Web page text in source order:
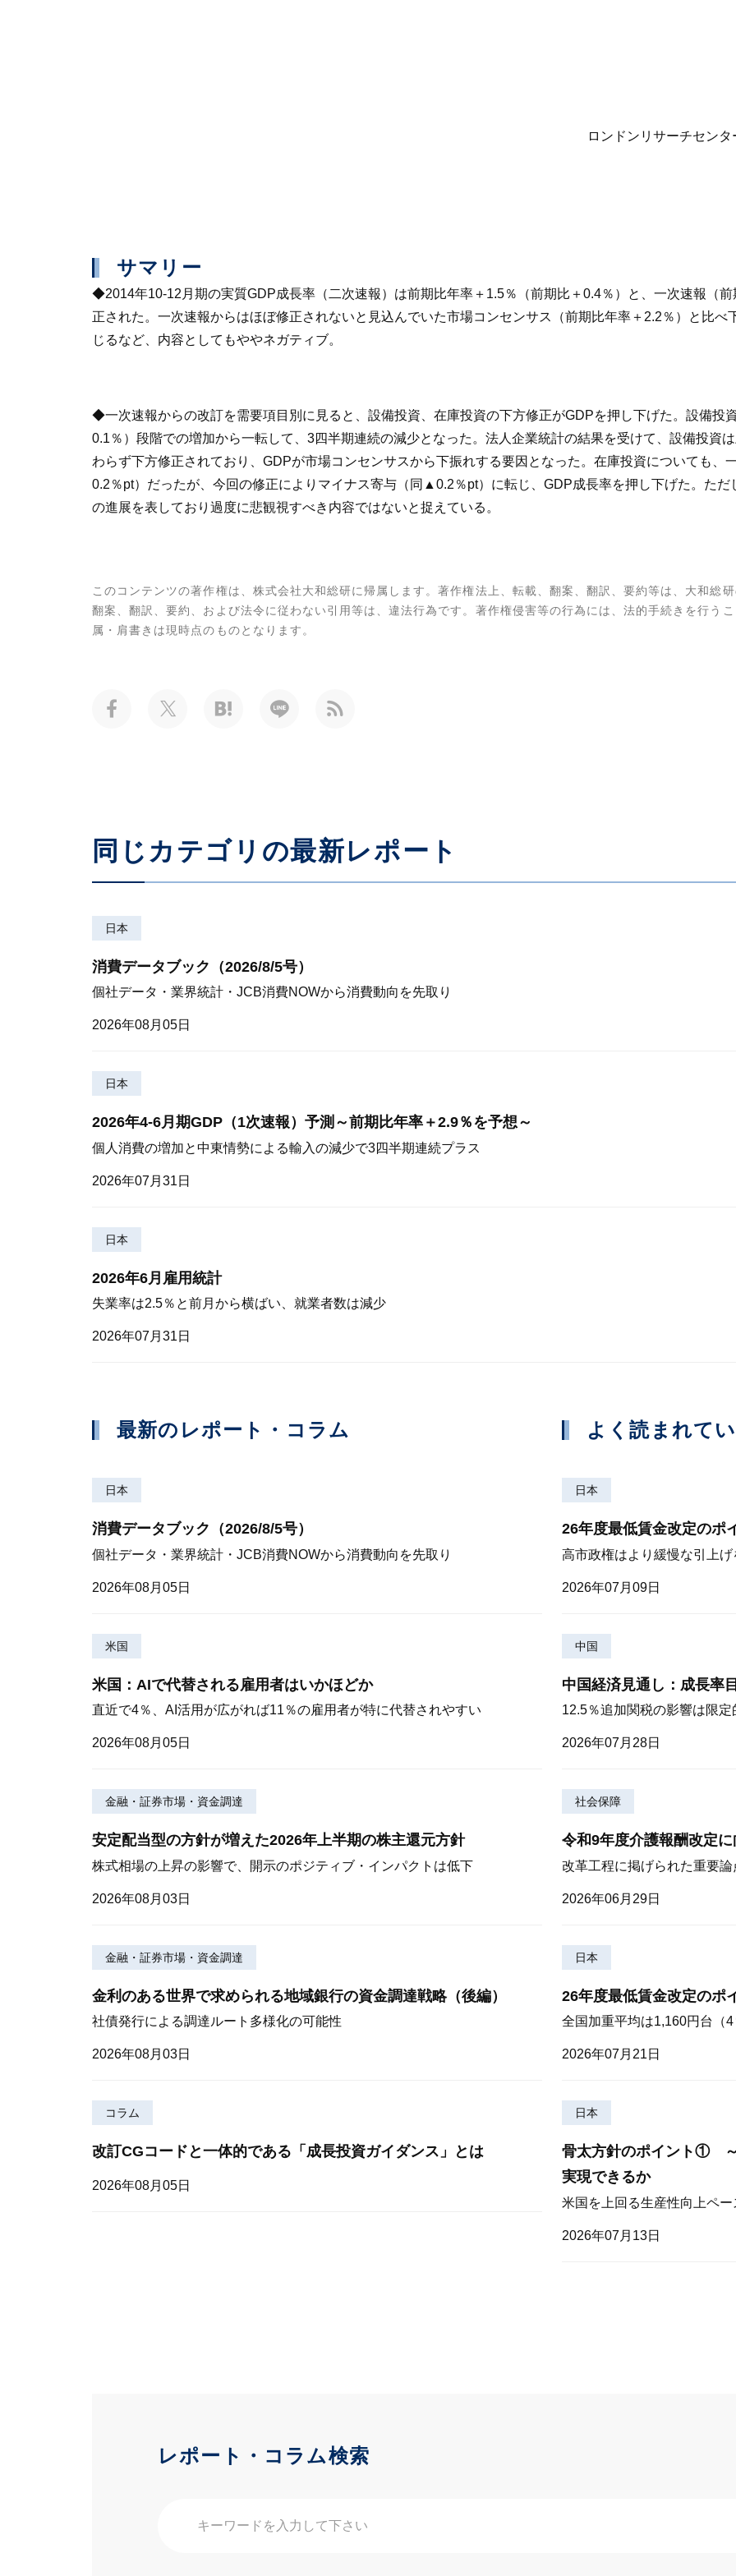
ロンドンリサーチセン
サマリー
◆2014年10-12月期の実質GDP成長率（二次速報）は前期比年率＋1.5％（前期比＋0.4％）と、一次速報（
正された。一次速報からはほぼ修正されないと見込んでいた市場コンセンサス（前期比年率＋2.2％）と比
じるなど、内容としてもややネガティブ。
◆一次速報からの改訂を需要項目別に見ると、設備投資、在庫投資の下方修正がGDPを押し下げた。設備投
0.1％）段階での増加から一転して、3四半期連続の減少となった。法人企業統計の結果を受けて、設備投資
わらず下方修正されており、GDPが市場コンセンサスから下振れする要因となった。在庫投資についても、
0.2％pt）だったが、今回の修正によりマイナス寄与（同▲0.2％pt）に転じ、GDP成長率を押し下げた。た
の進展を表しており過度に悲観視すべき内容ではないと捉えている。
このコンテンツの著作権は、株式会社大和総研に帰属します。著作権法上、転載、翻案、翻訳、要約等は、大和総
翻案、翻訳、要約、および法令に従わない引用等は、違法行為です。著作権侵害等の行為には、法的手続きを行う
属・肩書きは現時点のものとなります。
同じカテゴリの最新レポート
日本
消費データブック（2026/8/5号）
個社データ・業界統計・JCB消費NOWから消費動向を先取り
2026年08月05日
日本
2026年4-6月期GDP（1次速報）予測～前期比年率＋2.9％を予想～
個人消費の増加と中東情勢による輸入の減少で3四半期連続プラス
2026年07月31日
日本
2026年6月雇用統計
失業率は2.5％と前月から横ばい、就業者数は減少
2026年07月31日
最新のレポート・コラム
日本
消費データブック（2026/8/5号）
個社データ・業界統計・JCB消費NOWから消費動向を先取り
2026年08月05日
米国
米国：AIで代替される雇用者はいかほどか
直近で4％、AI活用が広がれば11％の雇用者が特に代替されやすい
2026年08月05日
金融・証券市場・資金調達
安定配当型の方針が増えた2026年上半期の株主還元方針
株式相場の上昇の影響で、開示のポジティブ・インパクトは低下
2026年08月03日
金融・証券市場・資金調達
金利のある世界で求められる地域銀行の資金調達戦略（後編）
社債発行による調達ルート多様化の可能性
2026年08月03日
コラム
改訂CGコードと一体的である「成長投資ガイダンス」とは
2026年08月05日
よく読まれて
日本
26年度最低賃金改定のポ
高市政権はより緩慢な引上
2026年07月09日
中国
中国経済見通し：成長率
12.5％追加関税の影響は限
2026年07月28日
社会保障
令和9年度介護報酬改定
改革工程に掲げられた重要
2026年06月29日
日本
26年度最低賃金改定のポ
全国加重平均は1,160円台（
2026年07月21日
日本
骨太方針のポイント① ～
実現できるか
米国を上回る生産性向上ペ
2026年07月13日
レポート・コラム検索